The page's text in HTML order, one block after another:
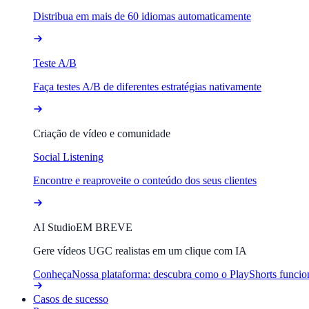
Distribua em mais de 60 idiomas automaticamente
Teste A/B
Faça testes A/B de diferentes estratégias nativamente
Criação de vídeo e comunidade
Social Listening
Encontre e reaproveite o conteúdo dos seus clientes
AI StudioEM BREVE
Gere vídeos UGC realistas em um clique com IA
ConheçaNossa plataforma: descubra como o PlayShorts
Casos de sucesso